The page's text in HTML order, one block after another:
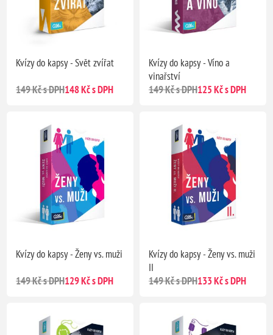
Kvízy do kapsy - Svět zvířat
149 Kč s DPH148 Kč s DPH
Kvízy do kapsy - Víno a
vinařství
149 Kč s DPH125 Kč s DPH
Kvízy do kapsy - Ženy vs. muži
149 Kč s DPH129 Kč s DPH
Kvízy do kapsy - Ženy vs. muži
II
149 Kč s DPH133 Kč s DPH